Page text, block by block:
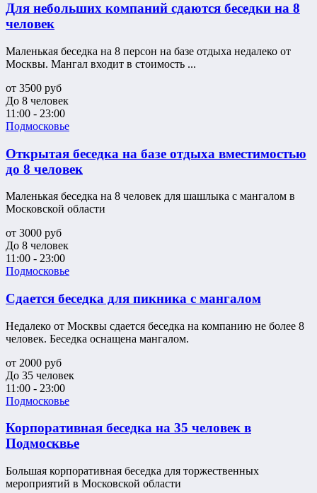
Для небольших компаний сдаются беседки на 8
человек
Маленькая беседка на 8 персон на базе отдыха недалеко от
Москвы. Мангал входит в стоимость ...
от 3500 руб
До 8 человек
11:00 - 23:00
Подмосковье
Открытая беседка на базе отдыха вместимостью
до 8 человек
Маленькая беседка на 8 человек для шашлыка с мангалом в
Московской области
от 3000 руб
До 8 человек
11:00 - 23:00
Подмосковье
Сдается беседка для пикника с мангалом
Недалеко от Москвы сдается беседка на компанию не более 8
человек. Беседка оснащена мангалом.
от 2000 руб
До 35 человек
11:00 - 23:00
Подмосковье
Корпоративная беседка на 35 человек в
Подмосквье
Большая корпоративная беседка для торжественных
мероприятий в Московской области